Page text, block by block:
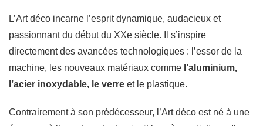
L’Art déco incarne l’esprit dynamique, audacieux et
passionnant du début du XXe siècle. Il s’inspire
directement des avancées technologiques : l’essor de la
machine, les nouveaux matériaux comme l’aluminium,
l’acier inoxydable, le verre et le plastique.
Contrairement à son prédécesseur, l’Art déco est né à une